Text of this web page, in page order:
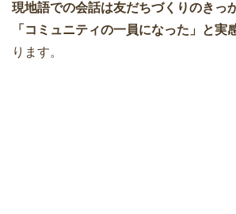
現地語での会話は友だちづくりのきっ
「コミュニティの一員になった」と実
ります。